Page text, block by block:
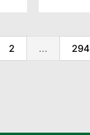
2 ... 294